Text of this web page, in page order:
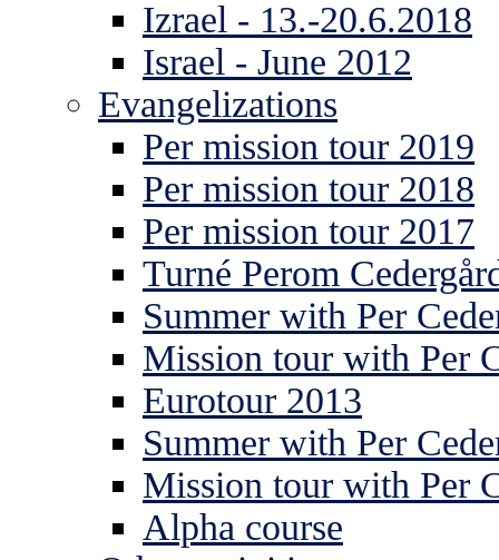
Izrael - 13.-20.6.2018
Israel - June 2012
Evangelizations
Per mission tour 2019
Per mission tour 2018
Per mission tour 2017
Turné Perom
Summer with Per
Mission tour with Per
Eurotour 2013
Summer with Per
Mission tour with Per
Alpha course